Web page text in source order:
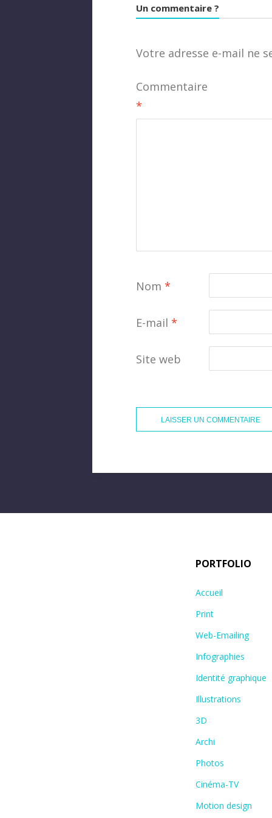
Un commentaire ?
Votre adresse e-mail ne
Commentaire
*
Nom *
E-mail *
Site web
PORTFOLIO
Accueil
Print
Web-Emailing
Infographies
Identité graphique
Illustrations
3D
Archi
Photos
Cinéma-TV
Motion design